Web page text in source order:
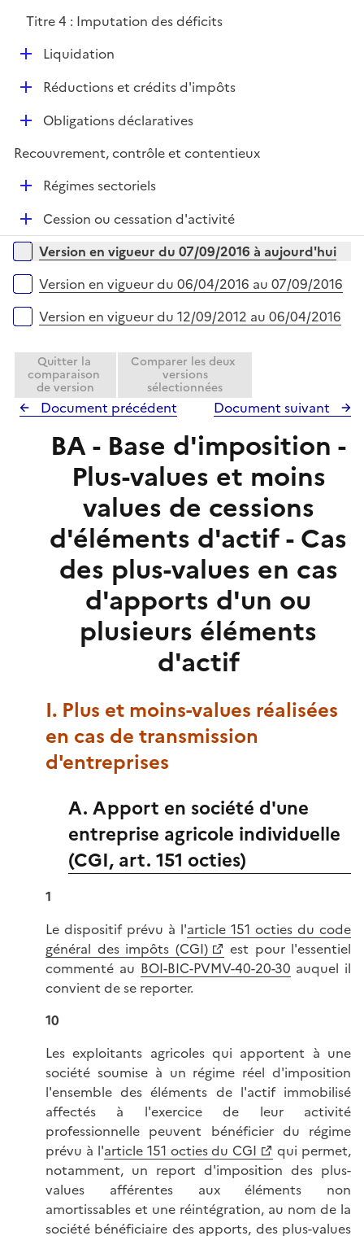
p
e
Titre 4 : Imputation des déficits
D
e
Liquidation
D
i
Réductions et crédits d'impôts
D
p
r
Obligations déclaratives
Recouvrement, contrôle et contentieux
D
e
Régimes sectoriels
D
é
p
e
Cession ou cessation d'activité
Versions sur la période
Version en vigueur du 07/09/2016 à aujourd'hui
Version en vigueur du 06/04/2016 au 07/09/2016
Version en vigueur du 12/09/2012 au 06/04/2016
Quitter la
comparaison
de version
Comparer les deux
versions
sélectionnées
Document précédent Document suivant
BA - Base d'imposition -
Plus-values et moins
values de cessions
d'éléments d'actif - Cas
des plus-values en cas
d'apports d'un ou
plusieurs éléments
d'actif
I. Plus et moins-values réalisées
en cas de transmission
d'entreprises
A. Apport en société d'une
entreprise agricole individuelle
(CGI, art. 151 octies)
1
Le dispositif prévu à l'article 151 octies du code
général des impôts (CGI)
est pour l'essentiel
commenté au BOI-BIC-PVMV-40-20-30 auquel il
convient de se reporter.
10
Les exploitants agricoles qui apportent à une
société soumise à un régime réel d'imposition
l'ensemble des éléments de l'actif immobilisé
affectés à l'exercice de leur activité
professionnelle peuvent bénéficier du régime
prévu à l'article 151 octies du CGI
qui permet,
notamment, un report d'imposition des plus-
values afférentes aux éléments non
amortissables et une réintégration, au nom de la
société bénéficiaire des apports, des plus-values